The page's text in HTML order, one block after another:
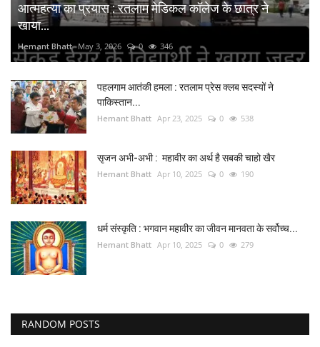
आत्महत्या का प्रयास : रतलाम मेडिकल कॉलेज के छात्र ने
खाया...
Hemant Bhatt May 3, 2026 0 346
पहलगाम आतंकी हमला : रतलाम प्रेस क्लब सदस्यों ने
पाकिस्तान...
Hemant Bhatt Apr 23, 2025 0 538
सृजन अभी-अभी : महावीर का अर्थ है सबकी चाहो खैर
Hemant Bhatt Apr 10, 2025 0 190
धर्म संस्कृति : भगवान महावीर का जीवन मानवता के सर्वोच्च...
Hemant Bhatt Apr 10, 2025 0 279
RANDOM POSTS